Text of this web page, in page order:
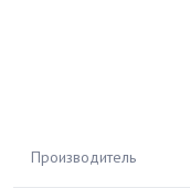
Производитель